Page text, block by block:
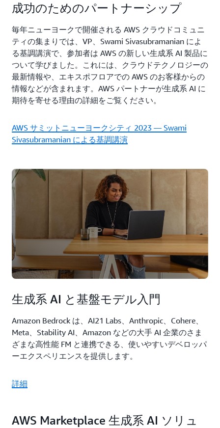
成功のためのパートナーシップ
毎年ニューヨークで開催される AWS クラウドコミュニ
ティの集まりでは、VP、Swami Sivasubramanian によ
る基調講演で、参加者は AWS の新しい生成系 AI 製品に
ついて学びました。これには、クラウドテクノロジーの
最新情報や、エキスポフロアでの AWS のお客様からの
情報などが含まれます。AWS パートナーが生成系 AI に
期待を寄せる理由の詳細をご覧ください。
AWS サミットニューヨークシティ 2023 — Swami
Sivasubramanian による基調講演
生成系 AI と基盤モデル入門
Amazon Bedrock は、AI21 Labs、Anthropic、Cohere、
Meta、Stability AI、Amazon などの大手 AI 企業のさま
ざまな高性能 FM と連携できる、使いやすいデベロッパ
ーエクスペリエンスを提供します。
詳細
AWS Marketplace 生成系 AI ソリュ